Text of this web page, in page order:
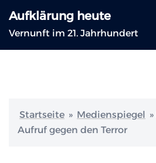
Inhalt
springen
Aufklärung heute
Vernunft im 21. Jahrhundert
Startseite » Medienspiegel »
Aufruf gegen den Terror